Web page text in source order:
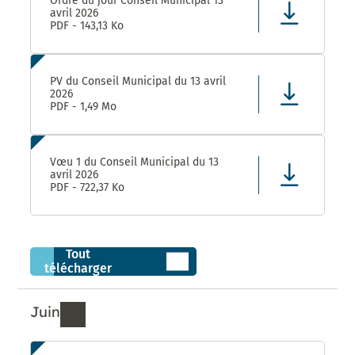
avril 2026
PDF - 143,13 Ko
PV du Conseil Municipal du 13 avril
2026
PDF - 1,49 Mo
Vœu 1 du Conseil Municipal du 13
avril 2026
PDF - 722,37 Ko
Tout
télécharger
Juin
Ressources de Juin 2026